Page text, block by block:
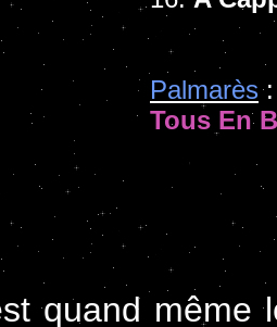
Palmarès:
Tous En
quand